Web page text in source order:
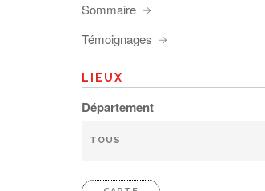
Sommaire
Témoignages
LIEUX
Département